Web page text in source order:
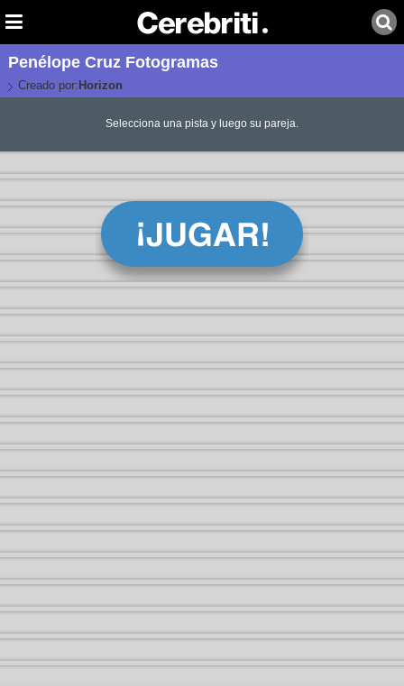
Penélope Cruz Fotogramas
Creado por: Horizon
Selecciona una pista y luego su pareja.